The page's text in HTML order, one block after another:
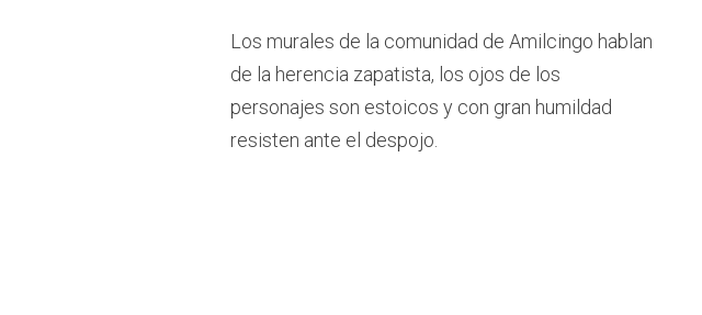
Los murales de la comunidad de Amilcingo hablan
de la herencia zapatista, los ojos de los
personajes son estoicos y con gran humildad
resisten ante el despojo.